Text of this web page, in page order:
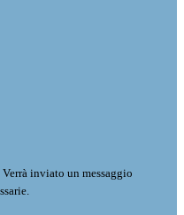
Verrà inviato un messaggio